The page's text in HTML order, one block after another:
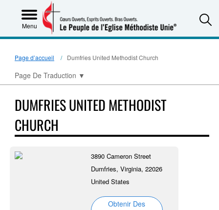
Menu
Page d’accueil Dumfries United Methodist Church
Page De Traduction ▼
DUMFRIES UNITED METHODIST
CHURCH
3890 Cameron Street
Dumfries, Virginia, 22026
United States
Obtenir Des